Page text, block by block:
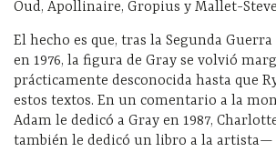
Oud, Apollinaire, Gropius y Mallet-
El hecho es que, tras la Segunda
en 1976, la figura de Gray se volvió
prácticamente desconocida hasta que
estos textos. En un comentario a la
Adam le dedicó a Gray en 1987,
también le dedicó un libro a la artista—